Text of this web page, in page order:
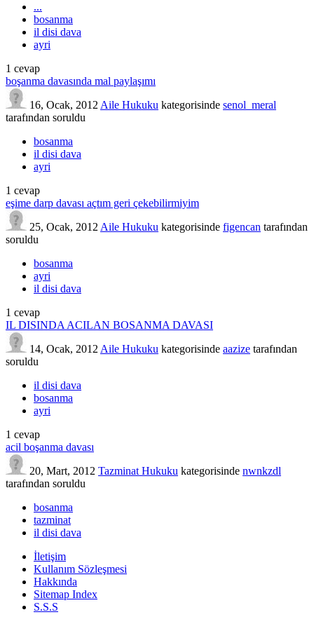
...
bosanma
il disi dava
ayri
1 cevap
boşanma davasında mal paylaşımı
16, Ocak, 2012Aile Hukuku kategorisinde senol_meral
tarafından soruldu
bosanma
il disi dava
ayri
1 cevap
eşime darp davası açtım geri çekebilirmiyim
25, Ocak, 2012Aile Hukuku kategorisinde figencan tarafından
soruldu
bosanma
ayri
il disi dava
1 cevap
IL DISINDA ACILAN BOSANMA DAVASI
14, Ocak, 2012Aile Hukuku kategorisinde aazize tarafından
soruldu
il disi dava
bosanma
ayri
1 cevap
acil boşanma davası
20, Mart, 2012 Tazminat Hukuku kategorisinde nwnkzdl
tarafından soruldu
bosanma
tazminat
il disi dava
İletişim
Kullanım Sözleşmesi
Hakkında
Sitemap Index
S.S.S